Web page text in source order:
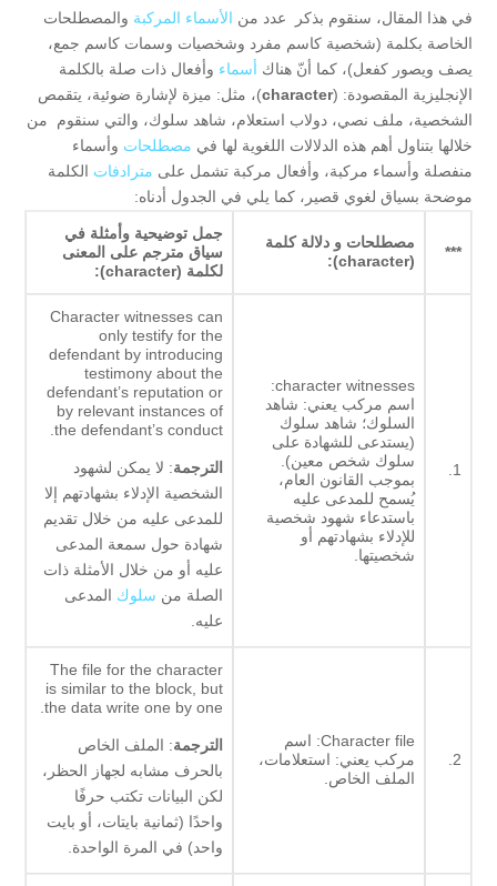
في هذا المقال، سنقوم بذكر عدد من الأسماء المركبة والمصطلحات
الخاصة بكلمة (شخصية كاسم مفرد وشخصيات وسمات كاسم جمع،
يصف ويصور كفعل)، كما أنّ هناك أسماء وأفعال ذات صلة بالكلمة
الإنجليزية المقصودة: (character)، مثل: ميزة لإشارة ضوئية، يتقمص
الشخصية، ملف نصي، دولاب استعلام، شاهد سلوك، والتي سنقوم من
خلالها بتناول أهم هذه الدلالات اللغوية لها في مصطلحات وأسماء
منفصلة وأسماء مركبة، وأفعال مركبة تشمل على مترادفات الكلمة
موضحة بسياق لغوي قصير، كما يلي في الجدول أدناه:
***
مصطلحات و دلالة كلمة
(character):
جمل توضيحية وأمثلة في
سياق مترجم على المعنى
لكلمة (character):
1.
character witnesses:
اسم مركب يعني: شاهد
السلوك؛ شاهد سلوك
(يستدعى للشهادة على
سلوك شخص معين).
بموجب القانون العام،
يُسمح للمدعى عليه
باستدعاء شهود شخصية
للإدلاء بشهادتهم أو
شخصيتها.
Character witnesses can
only testify for the
defendant by introducing
testimony about the
defendant’s reputation or
by relevant instances of
the defendant’s conduct.
الترجمة: لا يمكن لشهود
الشخصية الإدلاء بشهادتهم إلا
للمدعى عليه من خلال تقديم
شهادة حول سمعة المدعى
عليه أو من خلال الأمثلة ذات
الصلة من سلوك المدعى
عليه.
2.
Character file: اسم
مركب يعني: استعلامات،
الملف الخاص.
The file for the character
is similar to the block, but
the data write one by one.
الترجمة: الملف الخاص
بالحرف مشابه لجهاز الحظر،
لكن البيانات تكتب حرفًا
واحدًا (ثمانية بايتات، أو بايت
واحد) في المرة الواحدة.